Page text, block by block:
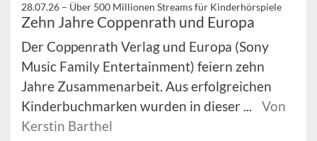
28.07.26 – Über 500 Millionen Streams für Kinderhörspiele
Zehn Jahre Coppenrath und Europa
Der Coppenrath Verlag und Europa (Sony
Music Family Entertainment) feiern zehn
Jahre Zusammenarbeit. Aus erfolgreichen
Kinderbuchmarken wurden in dieser ...
Von
Kerstin Barthel